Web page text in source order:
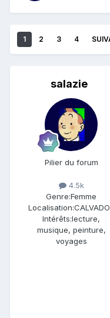
1 2 3 4
salazie
Pilier du forum
4.5k
Genre:Femme
Localisation:
Intérêts:lecture,
musique, peinture,
voyages